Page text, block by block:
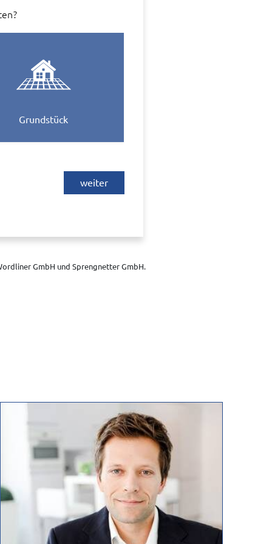
Grundstück
weiter
Zwecken im System weiter
GmbH und Sprengnetter GmbH.